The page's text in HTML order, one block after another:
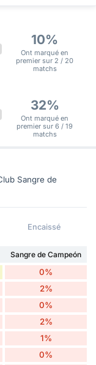
10%
Ont marqué en
premier sur 2 / 20
matchs
32%
Ont marqué en
premier sur 6 / 19
matchs
Sangre de
Encaissé
Sangre de Campeón
0%
2%
0%
2%
1%
0%